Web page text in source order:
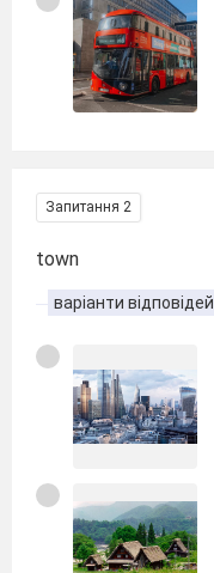
Запитання 2
town
варіанти відповідей